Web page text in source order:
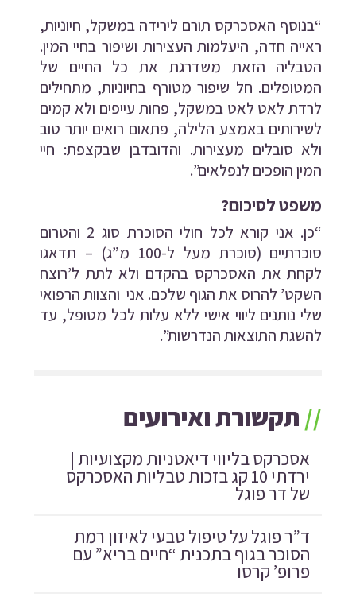
“בנוסף האסכרקס תורם לירידה במשקל, חיוניות,
ראייה חדה, היעלמות העצירות ושיפור בחיי המין.
הטבליה הזאת משדרגת את כל החיים של
המטופלים. חל שיפור מטורף בחיוניות, מתחילים
לרדת לאט לאט במשקל, פחות עייפים ולא קמים
לשירותים באמצע הלילה, פתאום רואים יותר טוב
ולא סובלים מעצירות. והדובדבן שבקצפת: חיי
המין הופכים לנפלאים”.
משפט לסיכום?
“כן. אני קורא לכל חולי הסוכרת סוג 2 והטרום
סוכרתיים (סוכרת מעל ל-100 מ”ג) – תדאגו
לקחת את האסכרקס בהקדם ולא לתת ל’רוצח
השקט’ להרוס את הגוף שלכם. אני והצוות הרפואי
שלי נותנים ליווי אישי ללא עלות לכל מטופל, עד
להשגת התוצאות הנדרשות”.
//תקשורת ואירועים
אסכרקס בליווי דיאטניות מקצועיות |
ירדתי 10 קג בזכות טבליות האסכרקס
של דר פוגל
ד”ר פוגל על טיפול טבעי לאיזון רמת
הסוכר בגוף בתכנית “חיים בריא” עם
פרופ’ קרסו